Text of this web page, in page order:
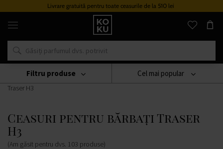
Livrare gratuită pentru toate ceasurile de la 510 lei
Parfumuri
ceasuri
originale
într-
singur
loc
Ceasuri Ceasuri Pentru Bărbați
Ceasuri Pentru Bărbați
Traser H3
Ceasuri pentru bărbați Traser
H3
(Am găsit pentru dvs. 103 produse)
Cel mai popular
Filtru produse